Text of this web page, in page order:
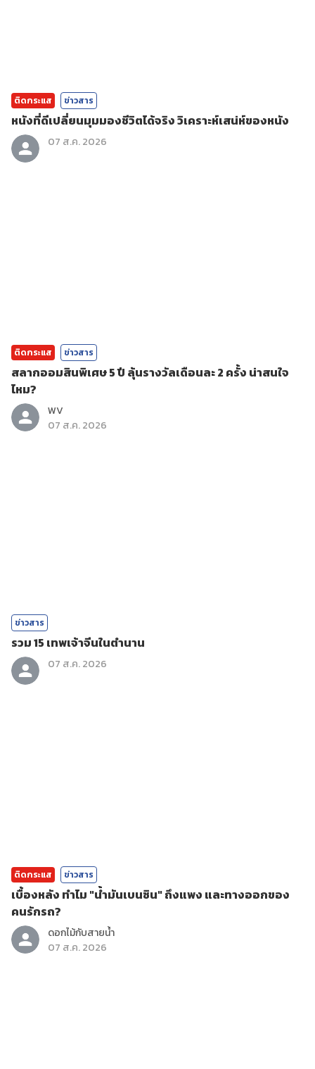
ติดกระแส ข่าวสาร
หนังที่ดีเปลี่ยนมุมมองชีวิตได้จริง วิเคราะห์เสน่ห์ของหนัง
07 ส.ค. 2026
ติดกระแส ข่าวสาร
สลากออมสินพิเศษ 5 ปี ลุ้นรางวัลเดือนละ 2 ครั้ง น่าสนใจ
ไหม?
WV
07 ส.ค. 2026
ข่าวสาร
รวม 15 เทพเจ้าจีนในตำนาน
07 ส.ค. 2026
ติดกระแส ข่าวสาร
เบื้องหลัง ทำไม "น้ำมันเบนซิน" ถึงแพง และทางออกของ
คนรักรถ?
ดอกไม้กับสายน้ำ
07 ส.ค. 2026